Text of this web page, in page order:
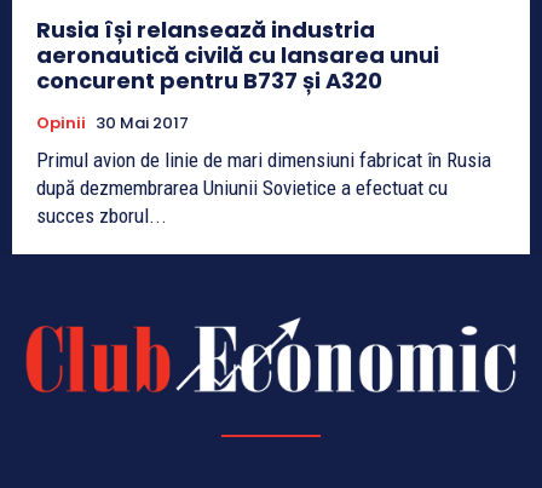
Rusia își relansează industria
aeronautică civilă cu lansarea unui
concurent pentru B737 și A320
Opinii 30 Mai 2017
Primul avion de linie de mari dimensiuni fabricat în Rusia
după dezmembrarea Uniunii Sovietice a efectuat cu
succes zborul...